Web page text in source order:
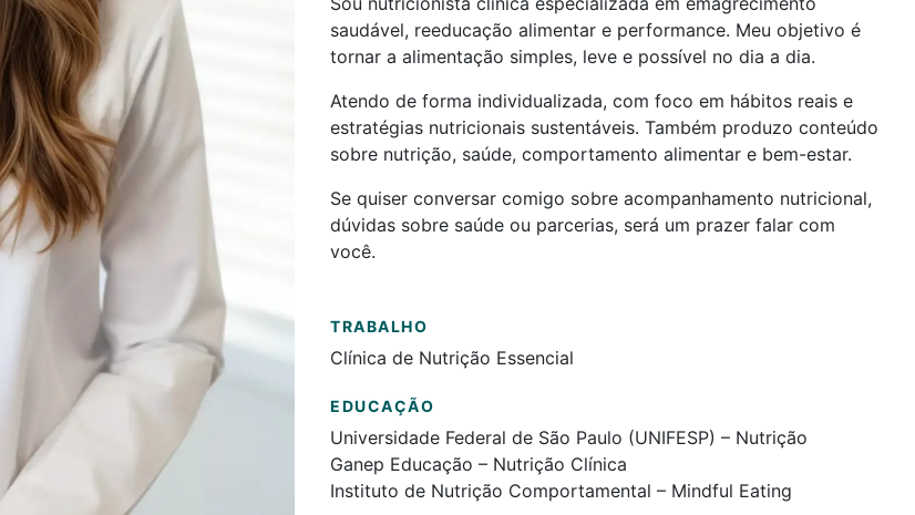
saudável, reeducação alimentar e performance. Meu objetivo é
tornar a alimentação simples, leve e possível no dia a dia.
Atendo de forma individualizada, com foco em hábitos reais e
estratégias nutricionais sustentáveis. Também produzo conteúdo
sobre nutrição, saúde, comportamento alimentar e bem-estar.
Se quiser conversar comigo sobre acompanhamento nutricional,
dúvidas sobre saúde ou parcerias, será um prazer falar com
você.
TRABALHO
Clínica de Nutrição Essencial
EDUCAÇÃO
Universidade Federal de São Paulo (UNIFESP) – Nutrição
Ganep Educação – Nutrição Clínica
Instituto de Nutrição Comportamental – Mindful Eating